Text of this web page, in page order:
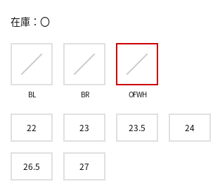
在庫 〇
BL BR OFWH
22 23 23.5 24
26.5 27